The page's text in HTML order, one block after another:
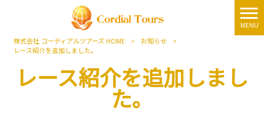
MENU
株式会社 コーディアルツアーズ HOME > お知らせ
>
レース紹介を追加しました。
レース紹介を追加しまし
た。